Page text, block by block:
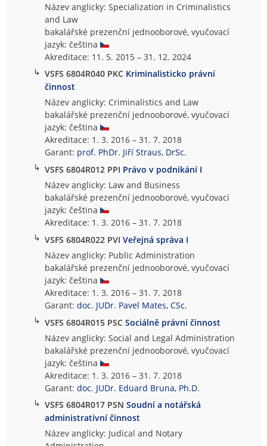
Název anglicky: Specialization in Criminalistics
and Law
bakalářské prezenční jednooborové, vyučovací
jazyk: čeština
Akreditace: 11. 5. 2015 – 31. 12. 2024
↳ VSFS 6804R040 PKC Kriminalisticko právní
činnost
Název anglicky: Criminalistics and Law
bakalářské prezenční jednooborové, vyučovací
jazyk: čeština
Akreditace: 1. 3. 2016 – 31. 7. 2018
Garant: prof. PhDr. Jiří Straus, DrSc.
↳ VSFS 6804R012 PPI Právo v podnikání I
Název anglicky: Law and Business
bakalářské prezenční jednooborové, vyučovací
jazyk: čeština
Akreditace: 1. 3. 2016 – 31. 7. 2018
↳ VSFS 6804R022 PVIVeřejná správa I
Název anglicky: Public Administration
bakalářské prezenční jednooborové, vyučovací
jazyk: čeština
Akreditace: 1. 3. 2016 – 31. 7. 2018
Garant:doc. JUDr. Pavel Mates, CSc.
↳ VSFS 6804R015 PSCSociálně právní činnost
Název anglicky: Social and Legal Administration
bakalářské prezenční jednooborové, vyučovací
jazyk: čeština
Akreditace: 1. 3. 2016 – 31. 7. 2018
Garant:doc. JUDr. Eduard Bruna, Ph.D.
↳ VSFS 6804R017 PSNSoudní a notářská
administrativní činnost
Název anglicky: Judical and Notary